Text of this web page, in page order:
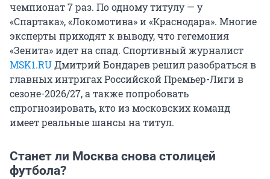
чемпионат 7 раз. По одному титулу — у
«Спартака», «Локомотива» и «Краснодара». Многие
эксперты приходят к выводу, что гегемония
«Зенита» идет на спад. Спортивный журналист
MSK1.RUДмитрий Бондарев решил разобраться в
главных интригах Российской Премьер-Лиги в
сезоне-2026/27, а также попробовать
спрогнозировать, кто из московских команд
имеет реальные шансы на титул.
Станет ли Москва снова столицей
футбола?